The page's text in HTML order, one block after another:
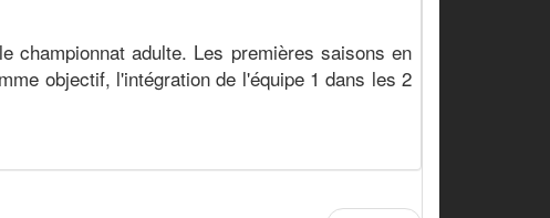
championnat adulte. Les premières saisons en
objectif, l'intégration de l'équipe 1 dans les 2